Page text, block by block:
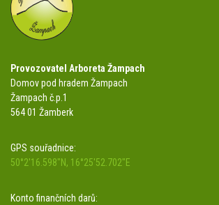
Provozovatel Arboreta Žampach
Domov pod hradem Žampach
Žampach č.p.1
564 01 Žamberk
GPS souřadnice:
50°2'16.598"N, 16°25'52.702"E
Konto finančních darů: